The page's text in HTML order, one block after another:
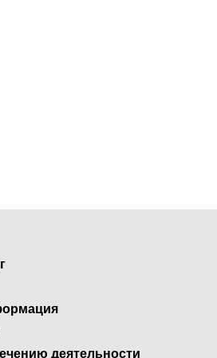
деятельности